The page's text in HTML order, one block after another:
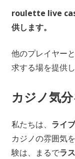
roulette live
供します。
他のプレイヤー
求する場を提供
カジノ気
私たちは、 ライ
カジノの雰囲気
験は、まるでラ